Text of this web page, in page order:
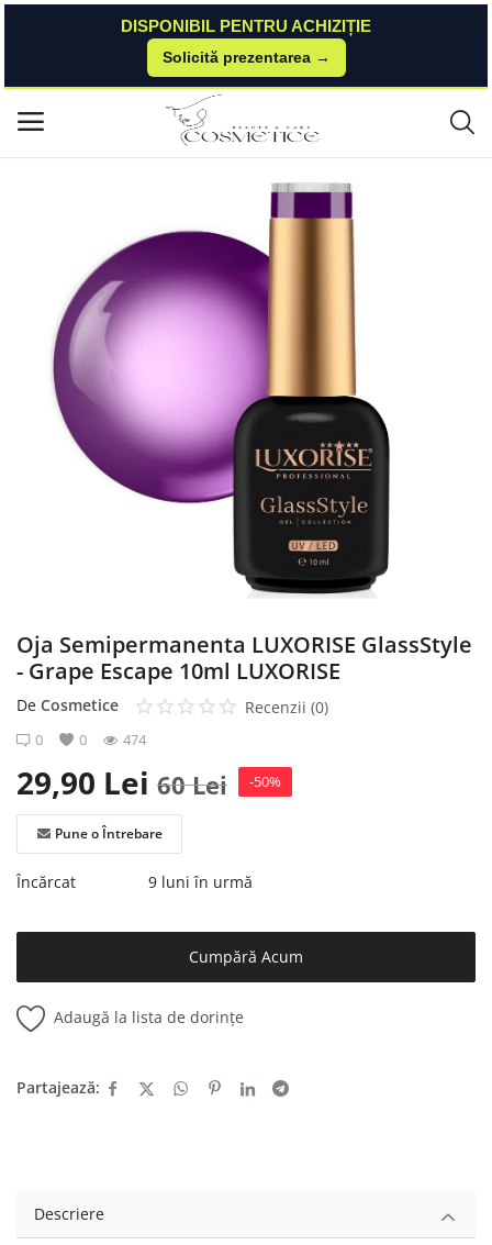
DISPONIBIL PENTRU ACHIZIȚIE
Solicită prezentarea →
Meniu principal
Listă de dorințe
Contact
Blog
Autentificare
Oja Semipermanenta
Oja Semipermanenta LUXORISE GlassStyle - Grape Escape 10ml LUXORI
Oja Semipermanenta LUXORISE GlassStyle
- Grape Escape 10ml LUXORISE
De Cosmetice Recenzii (0)
0 0 474
29,90 Lei 60Lei -50%
Pune o Întrebare
Încărcat 9 luni în urmă
Cumpără Acum
Adaugă la lista de dorințe
Partajează:
Descriere